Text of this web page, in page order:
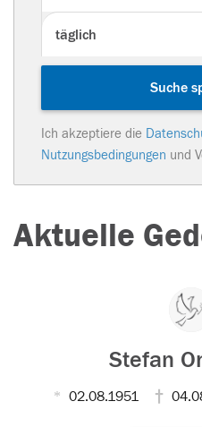
Suche
Ich akzeptiere die
Nutzungsbedingungen und
Aktuelle
Stefan
02.08.1951